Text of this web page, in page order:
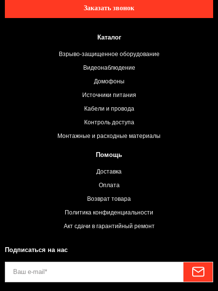
Заказать звонок
Каталог
Взрыво-защищенное оборудование
Видеонаблюдение
Домофоны
Источники питания
Кабели и провода
Контроль доступа
Монтажные и расходные материалы
Помощь
Доставка
Оплата
Возврат товара
Политика конфиденциальности
Акт сдачи в гарантийный ремонт
Подписаться на нас